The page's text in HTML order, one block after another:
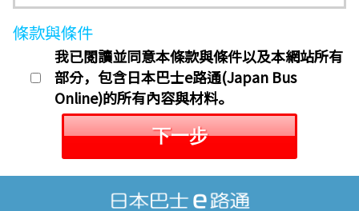
條款與條件
我已閱讀並同意本條款與條件以及本網站所有
部分，包含日本巴士e路通(Japan Bus
Online)的所有內容與材料。
下一步